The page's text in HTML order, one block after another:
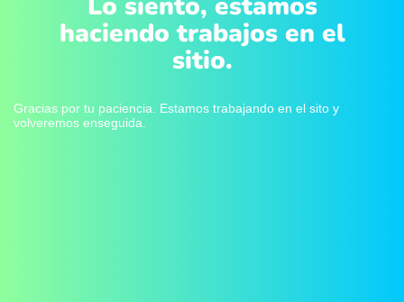
haciendo trabajos en el
sitio.
Gracias por tu paciencia. Estamos trabajando en el sito y
volveremos enseguida.